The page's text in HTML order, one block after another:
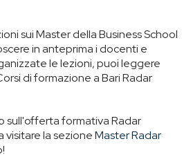
sui Master della Business School
in anteprima i docenti e
le lezioni, puoi leggere
di formazione a Bari Radar
sull'offerta formativa Radar
visitare la sezioneMaster Radar